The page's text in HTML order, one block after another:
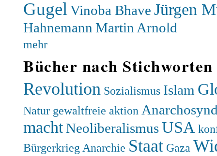
Gugel Vinoba Bhave Jürgen
Hahnemann Martin Arnold
mehr
Bücher nach Stichworten
Revolution Sozialismus Islam
Natur gewaltfreie aktion
machtNeoliberalismusUSA
Bürgerkrieg Anarchie Staat Gaza